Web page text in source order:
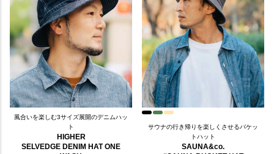
風合いを楽しむ3サイズ展開のデニムハッ
ト
HIGHER
SELVEDGE DENIM HAT ONE
サウナの行き帰りを楽しくさせるバケッ
トハット
SAUNA&co.